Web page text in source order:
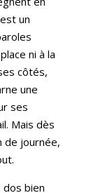
un
ni à la
côtés,
une
ses
Mais dès
de journée,
dos bien